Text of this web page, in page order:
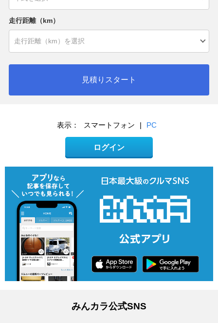
走行距離（km）
見積りスタート
表示： スマートフォン | PC
ログイン
みんカラ公式SNS